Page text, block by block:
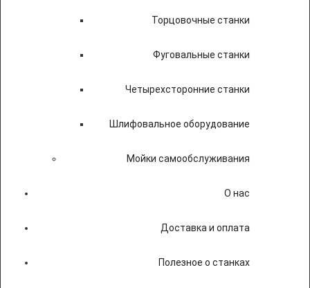
Торцовочные станки
Фуговальные станки
Четырехсторонние станки
Шлифовальное оборудование
Мойки самообслуживания
О нас
Доставка и оплата
Полезное о станках